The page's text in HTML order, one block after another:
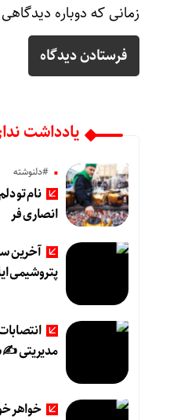
زمانی که دوباره
یادداشت
#دلنوشته
نام تو
انصاری فر
آخرین
پتروشیمی
مدیریتی ✍
خواهر